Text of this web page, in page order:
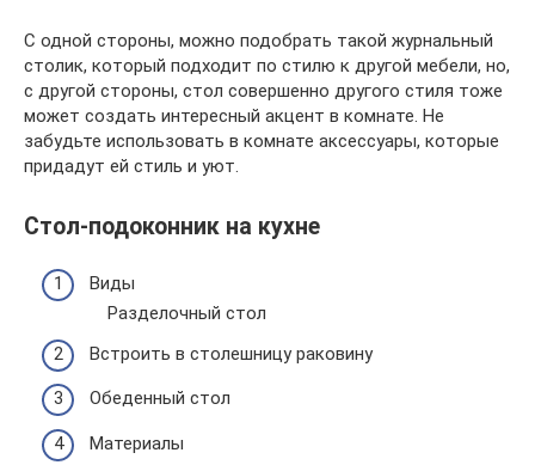
С одной стороны, можно подобрать такой журнальный
столик, который подходит по стилю к другой мебели, но,
с другой стороны, стол совершенно другого стиля тоже
может создать интересный акцент в комнате. Не
забудьте использовать в комнате аксессуары, которые
придадут ей стиль и уют.
Стол-подоконник на кухне
Виды
Разделочный стол
Встроить в столешницу раковину
Обеденный стол
Материалы